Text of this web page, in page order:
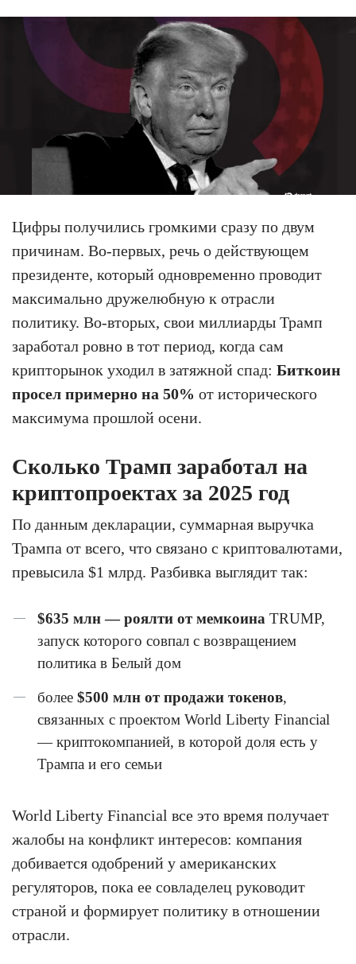
Цифры получились громкими сразу по двум
причинам. Во-первых, речь о действующем
президенте, который одновременно проводит
максимально дружелюбную к отрасли
политику. Во-вторых, свои миллиарды Трамп
заработал ровно в тот период, когда сам
крипторынок уходил в затяжной спад: Биткоин
просел примерно на 50% от исторического
максимума прошлой осени.
Сколько Трамп заработал на
криптопроектах за 2025 год
По данным декларации, суммарная выручка
Трампа от всего, что связано с криптовалютами,
превысила $1 млрд. Разбивка выглядит так:
$635 млн — роялти от мемкоина TRUMP,
запуск которого совпал с возвращением
политика в Белый дом
более $500 млн от продажи токенов,
связанных с проектом World Liberty Financial
— криптокомпанией, в которой доля есть у
Трампа и его семьи
World Liberty Financial все это время получает
жалобы на конфликт интересов: компания
добивается одобрений у американских
регуляторов, пока ее совладелец руководит
страной и формирует политику в отношении
отрасли.